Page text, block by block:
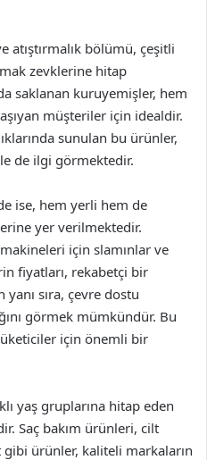
atıştırmalık bölümü, çeşitli
zevklerine hitap
saklanan kuruyemişler, hem
müşteriler için idealdir.
sunulan bu ürünler,
de ilgi görmektedir.
ise, hem yerli hem de
yer verilmektedir.
için slamınlar ve
fiyatları, rekabetçi bir
sıra, çevre dostu
görmek mümkündür. Bu
için önemli bir
yaş gruplarına hitap eden
Saç bakım ürünleri, cilt
ürünler, kaliteli markaların